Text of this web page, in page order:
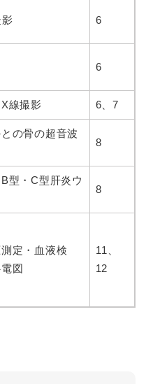
6
6
線撮影 6、7
の骨の超音波
8
型・C型肝炎ウ
8
定・血液検
図
11、
12